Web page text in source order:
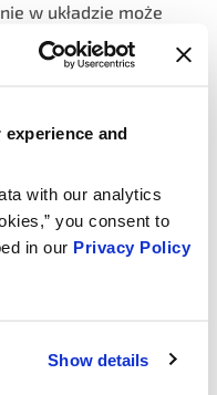
and
with our analytics
you consent to
in our Privacy Policy
Show details
w układzie może
lub
w układzie
jest
wypływu płynu
ciśnienia z korka
to przedostawaniu
do środowiska i
układu. Gdy